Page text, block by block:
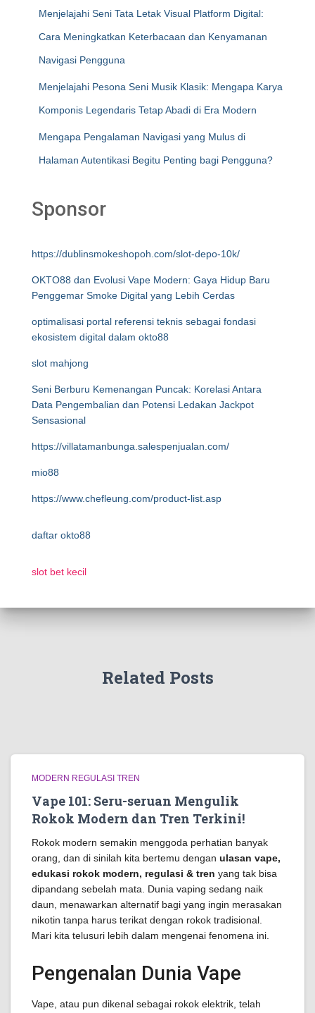
Menjelajahi Seni Tata Letak Visual Platform Digital:
Cara Meningkatkan Keterbacaan dan Kenyamanan
Navigasi Pengguna
Menjelajahi Pesona Seni Musik Klasik: Mengapa Karya
Komponis Legendaris Tetap Abadi di Era Modern
Mengapa Pengalaman Navigasi yang Mulus di
Halaman Autentikasi Begitu Penting bagi Pengguna?
Sponsor
https://dublinsmokeshopoh.com/slot-depo-10k/
OKTO88 dan Evolusi Vape Modern: Gaya Hidup Baru
Penggemar Smoke Digital yang Lebih Cerdas
optimalisasi portal referensi teknis sebagai fondasi
ekosistem digital dalam okto88
slot mahjong
Seni Berburu Kemenangan Puncak: Korelasi Antara
Data Pengembalian dan Potensi Ledakan Jackpot
Sensasional
https://villatamanbunga.salespenjualan.com/
mio88
https://www.chefleung.com/product-list.asp
daftar okto88
slot bet kecil
Related Posts
MODERN REGULASI TREN
Vape 101: Seru-seruan Mengulik
Rokok Modern dan Tren Terkini!
Rokok modern semakin menggoda perhatian banyak
orang, dan di sinilah kita bertemu dengan ulasan vape,
edukasi rokok modern, regulasi & tren yang tak bisa
dipandang sebelah mata. Dunia vaping sedang naik
daun, menawarkan alternatif bagi yang ingin merasakan
nikotin tanpa harus terikat dengan rokok tradisional.
Mari kita telusuri lebih dalam mengenai fenomena ini.
Pengenalan Dunia Vape
Vape, atau pun dikenal sebagai rokok elektrik, telah